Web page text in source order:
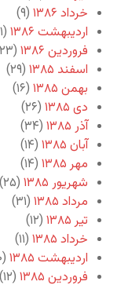
خرداد ۱۳۸۶
(۹)
اردیبهشت ۱۳۸۶
(۲۱)
فروردین ۱۳۸۶
(۲۳)
اسفند ۱۳۸۵
(۲۹)
بهمن ۱۳۸۵
(۱۶)
دی ۱۳۸۵
(۲۶)
آذر ۱۳۸۵
(۳۴)
آبان ۱۳۸۵
(۱۴)
مهر ۱۳۸۵
(۱۴)
شهریور ۱۳۸۵
(۲۵)
مرداد ۱۳۸۵
(۳۱)
تیر ۱۳۸۵
(۱۲)
خرداد ۱۳۸۵
(۱۱)
اردیبهشت ۱۳۸۵
(۱۰)
فروردین ۱۳۸۵
(۱۲)